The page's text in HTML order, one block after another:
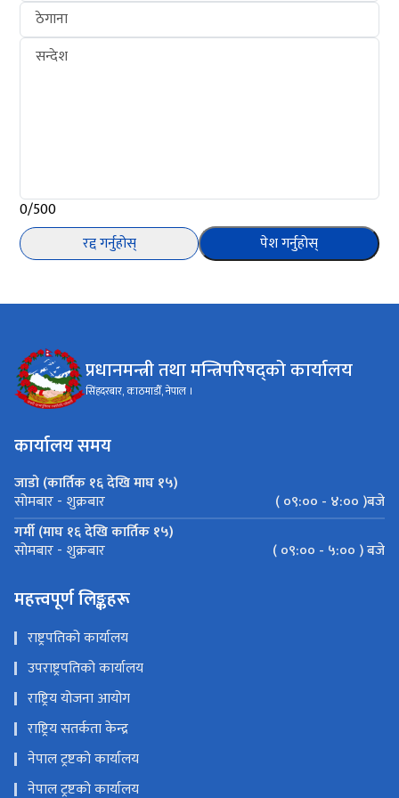
ठेगाना
सन्देश
0/500
रद्द गर्नुहोस्
पेश गर्नुहोस्
प्रधानमन्त्री तथा मन्त्रिपरिषद्को कार्यालय
सिंहदरबार, काठमाडौँ, नेपाल ।
कार्यालय समय
जाडो (कार्तिक १६ देखि माघ १५)
सोमबार - शुक्रबार
( ०९:०० - ४:०० )बजे
गर्मी (माघ १६ देखि कार्तिक १५)
सोमबार - शुक्रबार ( ०९:०० - ५:०० ) बजे
महत्त्वपूर्ण लिङ्कहरू
राष्ट्रपतिको कार्यालय
उपराष्ट्रपतिको कार्यालय
राष्ट्रिय योजना आयोग
राष्ट्रिय सतर्कता केन्द्र
नेपाल ट्रष्टको कार्यालय
नेपाल ट्रष्टको कार्यालय